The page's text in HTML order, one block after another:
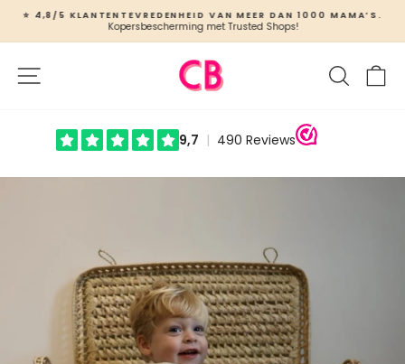
naar
inhoud
Slideshow
⭐ 4,8/5 KLANTENTEVREDENHEID VAN MEER DAN 1000 MAMA’S.
Kopersbescherming met Trusted Shops!
Zoeken